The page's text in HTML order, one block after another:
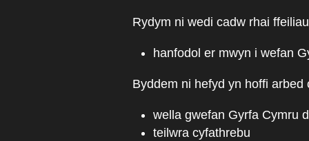
Rydym ni wedi cadw rhai
hanfodol er mwyn i wefan
Byddem ni hefyd yn hoffi
wella gwefan Gyrfa Cymru
teilwra cyfathrebu